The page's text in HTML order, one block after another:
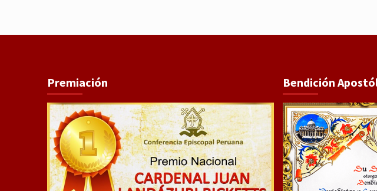
Premiación Bendición